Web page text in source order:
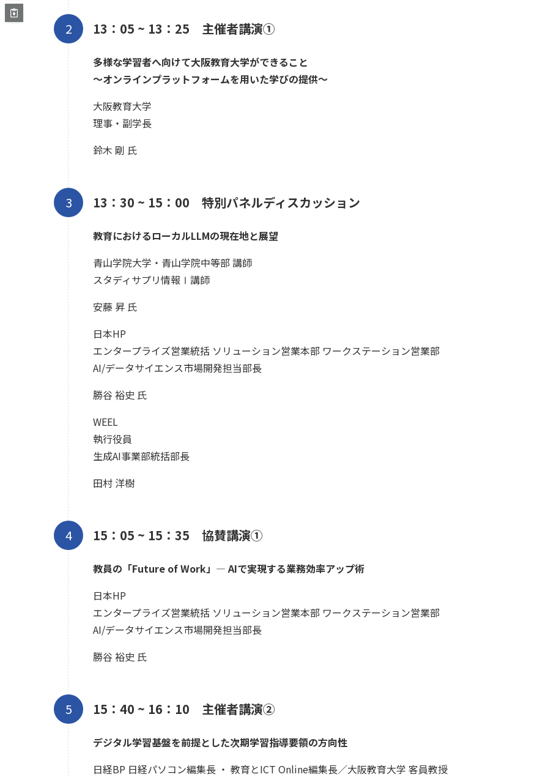
13：05 ~ 13：25 主催者講演①
多様な学習者へ向けて大阪教育大学ができること
〜オンラインプラットフォームを用いた学びの提供〜
大阪教育大学
理事・副学長
鈴木 剛 氏
13：30 ~ 15：00 特別パネルディスカッション
教育におけるローカルLLMの現在地と展望
青山学院大学・青山学院中等部 講師
スタディサプリ情報Ⅰ講師
安藤 昇 氏
日本HP
エンタープライズ営業統括 ソリューション営業本部 ワークステーション営業部
AI/データサイエンス市場開発担当部長
勝谷 裕史 氏
WEEL
執行役員
生成AI事業部統括部長
田村 洋樹
15：05 ~ 15：35 協賛講演①
教員の「Future of Work」— AIで実現する業務効率アップ術
日本HP
エンタープライズ営業統括 ソリューション営業本部 ワークステーション営業部
AI/データサイエンス市場開発担当部長
勝谷 裕史 氏
15：40 ~ 16：10 主催者講演②
デジタル学習基盤を前提とした次期学習指導要領の方向性
日経BP 日経パソコン編集長 ・ 教育とICT Online編集長／大阪教育大学 客員教授